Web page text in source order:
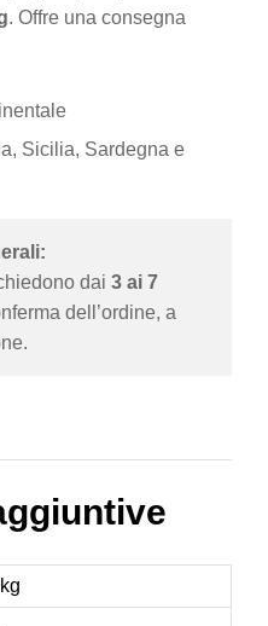
. Offre una consegna
Sicilia, Sardegna e
dai 3 ai 7
dell’ordine, a